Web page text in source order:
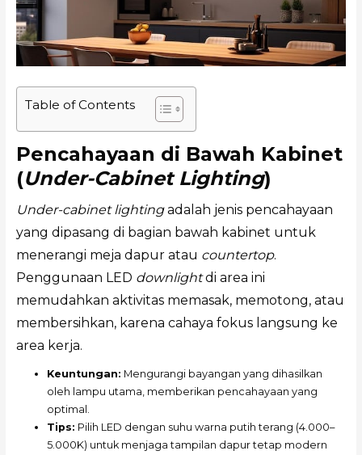
Table of Contents
Pencahayaan di Bawah Kabinet
(Under-Cabinet Lighting)
Under-cabinet lightingadalah jenis pencahayaan
yang dipasang di bagian bawah kabinet untuk
menerangi meja dapur atau countertop.
Penggunaan LED downlightdi area ini
memudahkan aktivitas memasak, memotong, atau
membersihkan, karena cahaya fokus langsung ke
area kerja.
Keuntungan: Mengurangi bayangan yang dihasilkan
oleh lampu utama, memberikan pencahayaan yang
optimal.
Tips: Pilih LED dengan suhu warna putih terang (4.000–
5.000K) untuk menjaga tampilan dapur tetap modern